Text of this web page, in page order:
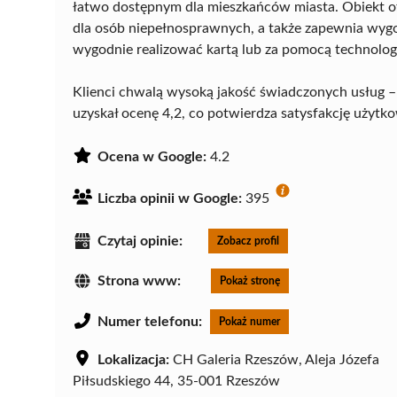
łatwo dostępnym dla mieszkańców miasta. Obiekt
dla osób niepełnosprawnych, a także zapewnia
wygodnie realizować kartą lub za pomocą
Klienci chwalą wysoką jakość świadczonych usług
uzyskał ocenę 4,2, co potwierdza satysfakcję
Ocena w Google: 4.2
Liczba opinii w Google: 395
Czytaj opinie: Zobacz profil
Strona www: Pokaż stronę
Numer telefonu: Pokaż numer
Lokalizacja: CH Galeria Rzeszów, Aleja Józefa
Piłsudskiego 44, 35-001 Rzeszów